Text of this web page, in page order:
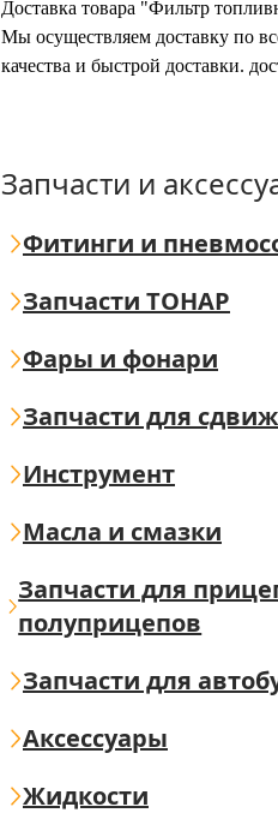
Доставка товара "Фильтр
Мы осуществляем доставку по
качества и быстрой доставки.
Запчасти и
Фитинги и
Запчасти ТОНАР
Фары и фонари
Запчасти для
Инструмент
Масла и смазки
Запчасти для
полуприцепов
Запчасти для
Аксессуары
Жидкости